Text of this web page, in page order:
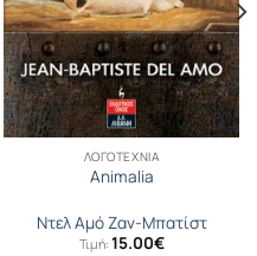
ΛΟΓΟΤΕΧΝΊΑ
Animalia
Ντελ Αµό Ζαν-Μπατίστ
Τιμή: 15.00€